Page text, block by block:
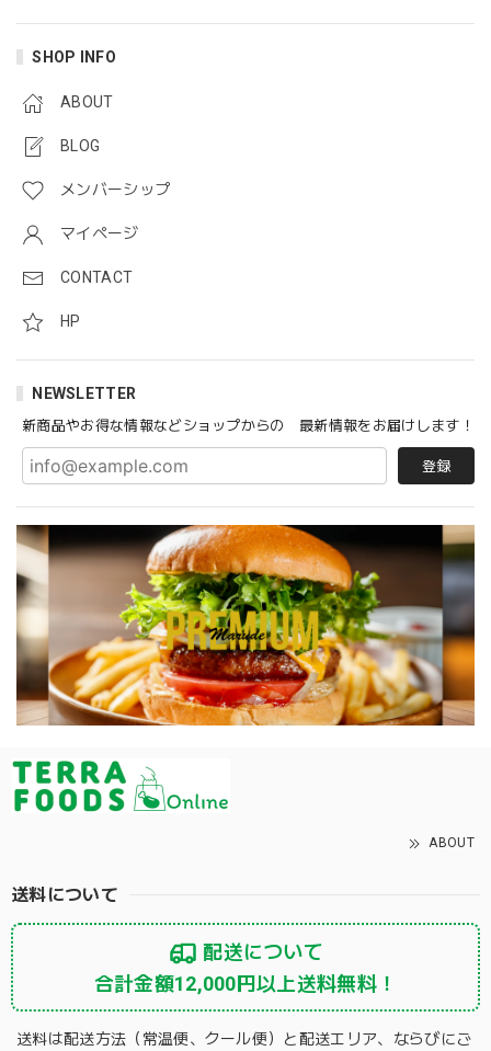
SHOP INFO
ABOUT
BLOG
メンバーシップ
マイページ
CONTACT
HP
NEWSLETTER
新商品やお得な情報などショップからの 最新情報をお届けします！
登録
「marudeソーセージ」2.0 登場！ 動物性不使用ヴィーガンソーセージ VEGAN Marude Sausage 4本 x 60g
冷蔵
2020/07/05
ABOUT
送料について
配送について
合計金額12,000円以上送料無料！
送料は配送方法（常温便、クール便）と配送エリア、ならびにご